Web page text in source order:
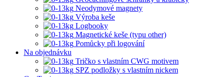
Neodymové magnety
Výroba keše
Logbooky
Magnetické keše (typu other)
Pomůcky při logování
Na objednávku
Tričko s vlastním CWG motivem
SPZ podložky s vlastním nickem